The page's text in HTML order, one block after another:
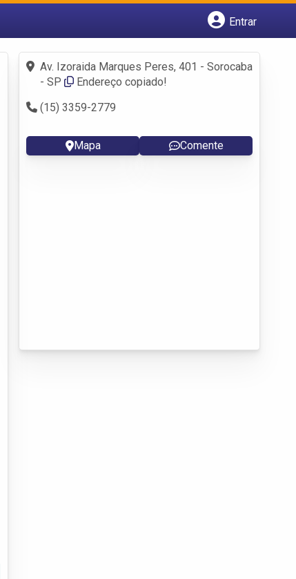
Entrar
Fazer login
Criar conta
Av. Izoraida Marques Peres, 401 - Sorocaba
- SP
Endereço copiado!
(15) 3359-2779
Mapa Comente